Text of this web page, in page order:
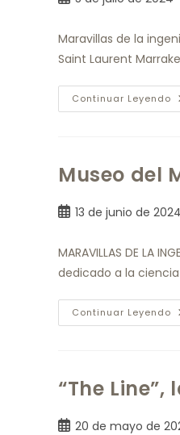
Maravillas de la
Saint Laurent
Continuar Leyendo
Museo del
13 de junio de 2024
MARAVILLAS DE LA
dedicado a la
Continuar Leyendo
“The
20 de mayo de